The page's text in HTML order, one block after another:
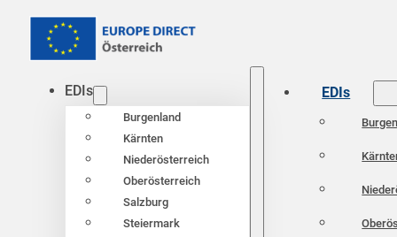
EDIs
Burgenland
Kärnten
Niederösterreich
Oberösterreich
Salzburg
Steiermark
EDIs